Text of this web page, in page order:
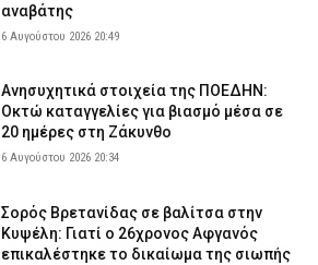
αναβάτης
6 Αυγούστου 2026 20:49
Ανησυχητικά στοιχεία της ΠΟΕΔΗΝ:
Οκτώ καταγγελίες για βιασμό μέσα σε
20 ημέρες στη Ζάκυνθο
6 Αυγούστου 2026 20:34
Σορός Βρετανίδας σε βαλίτσα στην
Κυψέλη: Γιατί ο 26χρονος Αφγανός
επικαλέστηκε το δικαίωμα της σιωπής